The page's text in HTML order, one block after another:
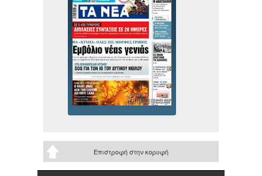
Επιστροφή στην κορυφή